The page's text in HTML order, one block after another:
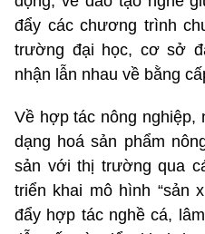
đẩy các chương trình
trường đại học, cơ sở
nhận lẫn nhau về bằng
Về hợp tác nông nghiệp,
dạng hoá sản phẩm
sản với thị trường qua
triển khai mô hình “sản
đẩy hợp tác nghề cá,